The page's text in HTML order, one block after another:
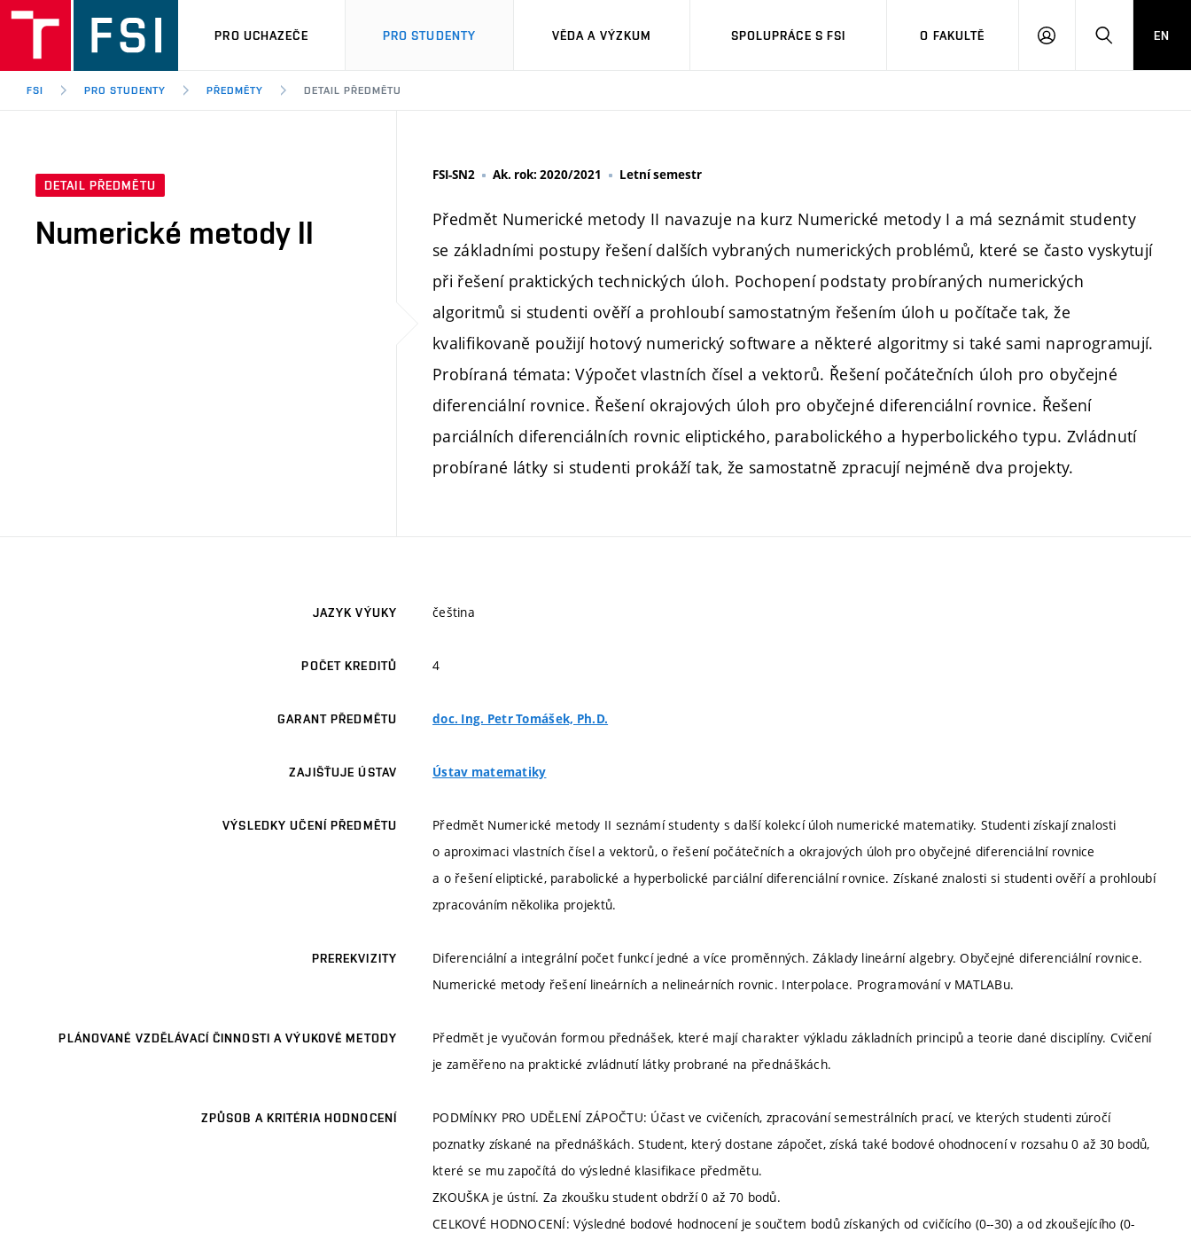
PRO UCHAZEČE PRO STUDENTY VĚDA A VÝZKUM SPOLUPRÁCE S FSI O FAKULTĚ
PŘIHLÁŠENÍHLEDAT
EN
FSI PRO STUDENTY PŘEDMĚTY DETAIL PŘEDMĚTU
DETAIL PŘEDMĚTU
Numerické metody II
FSI-SN2 Ak. rok: 2020/2021 Letní semestr
Předmět Numerické metody II navazuje na kurz Numerické metody I a má seznámit studenty
se základními postupy řešení dalších vybraných numerických problémů, které se často vyskytují
při řešení praktických technických úloh. Pochopení podstaty probíraných numerických
algoritmů si studenti ověří a prohloubí samostatným řešením úloh u počítače tak, že
kvalifikovaně použijí hotový numerický software a některé algoritmy si také sami naprogramují.
Probíraná témata: Výpočet vlastních čísel a vektorů. Řešení počátečních úloh pro obyčejné
diferenciální rovnice. Řešení okrajových úloh pro obyčejné diferenciální rovnice. Řešení
parciálních diferenciálních rovnic eliptického, parabolického a hyperbolického typu. Zvládnutí
probírané látky si studenti prokáží tak, že samostatně zpracují nejméně dva projekty.
JAZYK VÝUKY čeština
POČET KREDITŮ 4
GARANT PŘEDMĚTU doc. Ing. Petr Tomášek, Ph.D.
ZAJIŠŤUJE ÚSTAV Ústav matematiky
VÝSLEDKY UČENÍ PŘEDMĚTU
Předmět Numerické metody II seznámí studenty s další kolekcí úloh numerické matematiky. Studenti získají znalosti
o aproximaci vlastních čísel a vektorů, o řešení počátečních a okrajových úloh pro obyčejné diferenciální rovnice
a o řešení eliptické, parabolické a hyperbolické parciální diferenciální rovnice. Získané znalosti si studenti ověří a prohloubí
zpracováním několika projektů.
PREREKVIZITY
Diferenciální a integrální počet funkcí jedné a více proměnných. Základy lineární algebry. Obyčejné diferenciální rovnice.
Numerické metody řešení lineárních a nelineárních rovnic. Interpolace. Programování v MATLABu.
PLÁNOVANÉ VZDĚLÁVACÍ ČINNOSTI A VÝUKOVÉ METODY
Předmět je vyučován formou přednášek, které mají charakter výkladu základních principů a teorie dané disciplíny. Cvičení
je zaměřeno na praktické zvládnutí látky probrané na přednáškách.
ZPŮSOB A KRITÉRIA HODNOCENÍ
PODMÍNKY PRO UDĚLENÍ ZÁPOČTU: Účast ve cvičeních, zpracování semestrálních prací, ve kterých studenti zúročí
poznatky získané na přednáškách. Student, který dostane zápočet, získá také bodové ohodnocení v rozsahu 0 až 30 bodů,
které se mu započítá do výsledné klasifikace předmětu.
ZKOUŠKA je ústní. Za zkoušku student obdrží 0 až 70 bodů.
CELKOVÉ HODNOCENÍ: Výsledné bodové hodnocení je součtem bodů získaných od cvičícího (0--30) a od zkoušejícího (0-